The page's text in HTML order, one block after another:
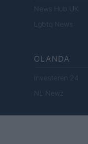
News Hub UK
Lgbtq News
OLANDA
Investeren 24
NL Newz